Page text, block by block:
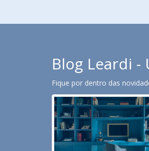
Blog Leardi
Fique por dentro das